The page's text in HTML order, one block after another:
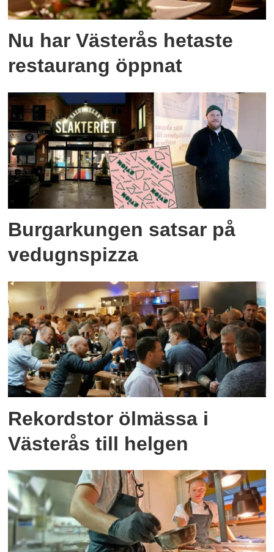
Nu har Västerås hetaste
restaurang öppnat
Burgarkungen satsar på
vedugnspizza
Rekordstor ölmässa i
Västerås till helgen